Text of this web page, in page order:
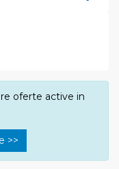
oferte active in
>>